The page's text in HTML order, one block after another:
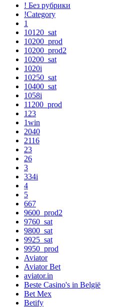
! Без рубрики
!Category
1
10120_sat
10200_prod
10200_prod2
10200_sat
1020i
10250_sat
10400_sat
1058i
11200_prod
123
1win
2040
2116
23
26
3
334i
4
5
667
9600_prod2
9760_sat
9800_sat
9925_sat
9950_prod
Aviator
Aviator Bet
aviator.in
Beste Casino's in België
Bet Mex
Betify